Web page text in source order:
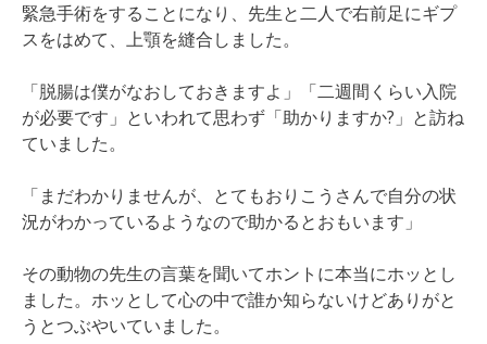
緊急手術をすることになり、先生と二人で右前足にギプ
スをはめて、上顎を縫合しました。
「脱腸は僕がなおしておきますよ」「二週間くらい入院
が必要です」といわれて思わず「助かりますか?」と訪ね
ていました。
「まだわかりませんが、とてもおりこうさんで自分の状
況がわかっているようなので助かるとおもいます」
その動物の先生の言葉を聞いてホントに本当にホッとし
ました。ホッとして心の中で誰か知らないけどありがと
うとつぶやいていました。